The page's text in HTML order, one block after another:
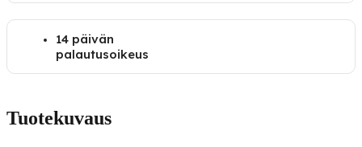
14 päivän
palautusoikeus
Tuotekuvaus